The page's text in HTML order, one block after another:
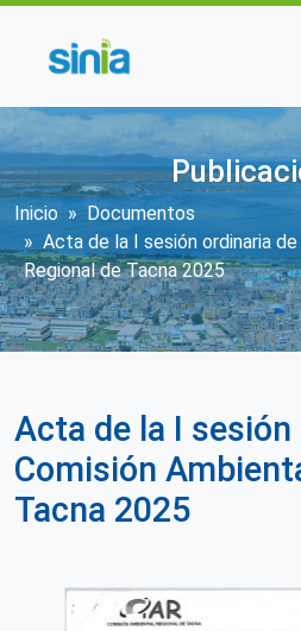
Sobrescribir
Inicio
Documentos
Acta de la I sesión ordinaria
Regional de Tacna 2025
Acta de la I
Comisión
Tacna 2025